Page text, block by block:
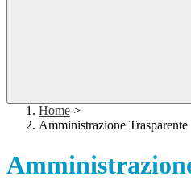
Home >
Amministrazione Trasparente